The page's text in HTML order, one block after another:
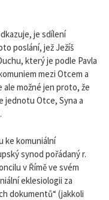
je sdílení
poslání, jež Ježíš
který je podle Pavla
mezi Otcem a
ale možné jen proto, že
jednotu Otce, Syna a
ke komuniální
synod pořádaný r.
v Římě ve svém
eklesiologii za
dokumentů“ (jakkoli